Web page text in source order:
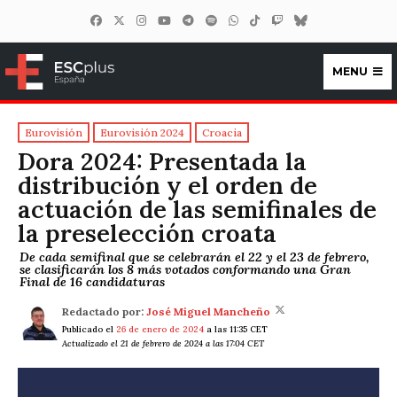
ESCplus España
MENU
Eurovisión Eurovisión 2024 Croacia
Dora 2024: Presentada la
distribución y el orden de
actuación de las semifinales de
la preselección croata
De cada semifinal que se celebrarán el 22 y el 23 de febrero,
se clasificarán los 8 más votados conformando una Gran
Final de 16 candidaturas
Redactado por: José Miguel Mancheño
Publicado el 26 de enero de 2024 a las 11:35 CET
Actualizado el 21 de febrero de 2024 a las 17:04 CET